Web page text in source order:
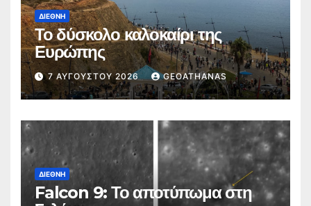
ΔΙΕΘΝΉ
Το δύσκολο καλοκαίρι της
Ευρώπης
7 ΑΥΓΟΎΣΤΟΥ 2026 GEOATHANAS
ΔΙΕΘΝΉ
Falcon 9: Το αποτύπωμα στη